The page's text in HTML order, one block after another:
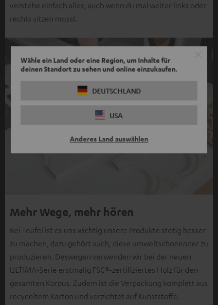
Wähle ein Land oder eine Region, um Inhalte für
deinen Standort zu sehen und online einzukaufen.
DEUTSCHLAND
USA
Anderes Land auswählen
verstehe einfach alles, auch wenn du mal weiter links oder
rechts sitzen musst.
Mehr Wege, mehr hören
Bei Teufel ist es uns wichtig unsere Produkte stetig besser
zu machen, dazu gehört auch, diese umweltschonender zu
produzieren. Deswegen verwenden wir bei der neuen
ULTIMA-Serie erstmalig FSC®-zertifiziertes Holz für den
gesamten Korpus. Zudem ist die Verpackung komplett aus
recyceltem Karton und verzichtet auf Kunststoffe.